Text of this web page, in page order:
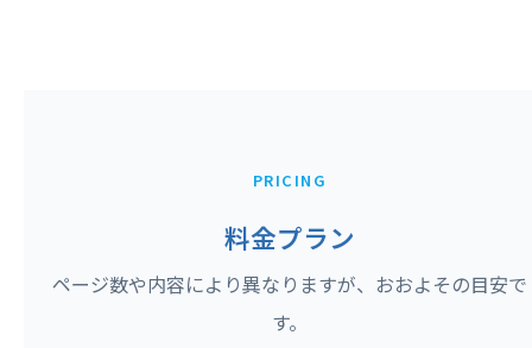
PRICING
料金プラン
ページ数や内容により異なりますが、おおよその目安で
す。